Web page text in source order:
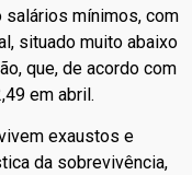
salários mínimos, com
situado muito abaixo
que, de acordo com
em abril.
exaustos e
da sobrevivência,